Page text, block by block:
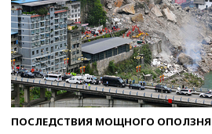
ПОСЛЕДСТВИЯ МОЩНОГО ОПОЛЗНЯ